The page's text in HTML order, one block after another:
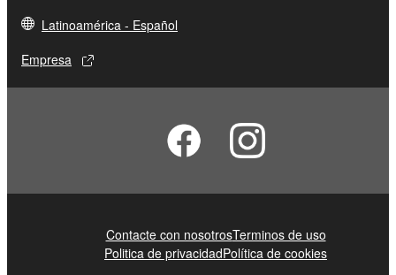
Latinoamérica - Español
Empresa
Contacte con nosotrosTerminos de uso
Politica de privacidadPolítica de cookies